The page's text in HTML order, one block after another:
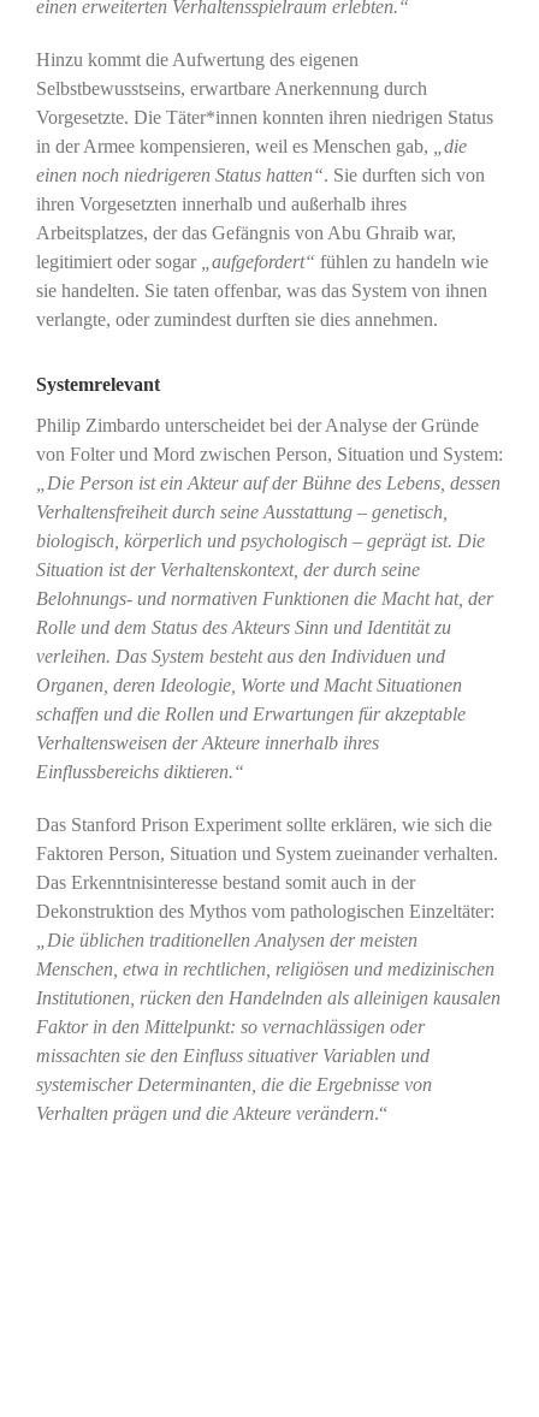
einen erweiterten Verhaltensspielraum erlebten.“
Hinzu kommt die Aufwertung des eigenen
Selbstbewusstseins, erwartbare Anerkennung durch
Vorgesetzte. Die Täter*innen konnten ihren niedrigen Status
in der Armee kompensieren, weil es Menschen gab,
„die
einen noch niedrigeren Status hatten“. Sie durften sich von
ihren Vorgesetzten innerhalb und außerhalb ihres
Arbeitsplatzes, der das Gefängnis von Abu Ghraib war,
legitimiert oder sogar
„aufgefordert“ fühlen zu handeln wie
sie handelten. Sie taten offenbar, was das System von ihnen
verlangte, oder zumindest durften sie dies annehmen.
Systemrelevant
Philip Zimbardo unterscheidet bei der Analyse der Gründe
von Folter und Mord zwischen Person, Situation und System:
„Die Person ist ein Akteur auf der Bühne des Lebens, dessen
Verhaltensfreiheit durch seine Ausstattung – genetisch,
biologisch, körperlich und psychologisch – geprägt ist. Die
Situation ist der Verhaltenskontext, der durch seine
Belohnungs- und normativen Funktionen die Macht hat, der
Rolle und dem Status des Akteurs Sinn und Identität zu
verleihen. Das System besteht aus den Individuen und
Organen, deren Ideologie, Worte und Macht Situationen
schaffen und die Rollen und Erwartungen für akzeptable
Verhaltensweisen der Akteure innerhalb ihres
Einflussbereichs diktieren.“
Das Stanford Prison Experiment sollte erklären, wie sich die
Faktoren Person, Situation und System zueinander verhalten.
Das Erkenntnisinteresse bestand somit auch in der
Dekonstruktion des Mythos vom pathologischen Einzeltäter:
„Die üblichen traditionellen Analysen der meisten
Menschen, etwa in rechtlichen, religiösen und medizinischen
Institutionen, rücken den Handelnden als alleinigen kausalen
Faktor in den Mittelpunkt: so vernachlässigen oder
missachten sie den Einfluss situativer Variablen und
systemischer Determinanten, die die Ergebnisse von
Verhalten prägen und die Akteure verändern.“